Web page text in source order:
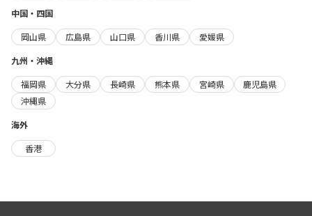
中国・四国
岡山県
広島県 山口県 香川県
愛媛県
九州・沖縄
福岡県
大分県 長崎県 熊本県 宮崎県
鹿児島県
沖縄県
海外
香港